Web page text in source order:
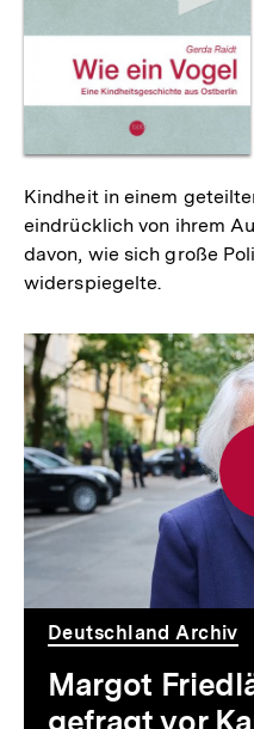
Kindheit in einem
eindrücklich von ihrem
davon, wie sich große
widerspiegelte.
Video
Dauer
11
Min.
Deutschland Archiv
Margot